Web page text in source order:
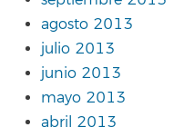
agosto 2013
julio 2013
junio 2013
mayo 2013
abril 2013